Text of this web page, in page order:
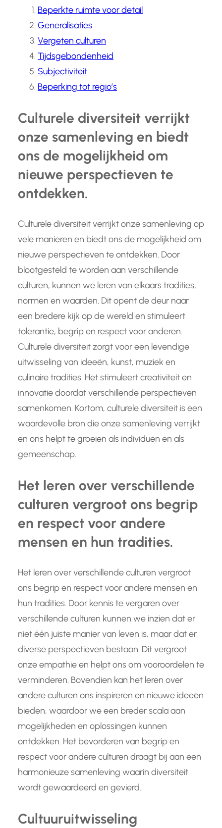
Beperkte ruimte voor detail
Generalisaties
Vergeten culturen
Tijdsgebondenheid
Subjectiviteit
Beperking tot regio’s
Culturele diversiteit verrijkt
onze samenleving en biedt
ons de mogelijkheid om
nieuwe perspectieven te
ontdekken.
Culturele diversiteit verrijkt onze samenleving op
vele manieren en biedt ons de mogelijkheid om
nieuwe perspectieven te ontdekken. Door
blootgesteld te worden aan verschillende
culturen, kunnen we leren van elkaars tradities,
normen en waarden. Dit opent de deur naar
een bredere kijk op de wereld en stimuleert
tolerantie, begrip en respect voor anderen.
Culturele diversiteit zorgt voor een levendige
uitwisseling van ideeën, kunst, muziek en
culinaire tradities. Het stimuleert creativiteit en
innovatie doordat verschillende perspectieven
samenkomen. Kortom, culturele diversiteit is een
waardevolle bron die onze samenleving verrijkt
en ons helpt te groeien als individuen en als
gemeenschap.
Het leren over verschillende
culturen vergroot ons begrip
en respect voor andere
mensen en hun tradities.
Het leren over verschillende culturen vergroot
ons begrip en respect voor andere mensen en
hun tradities. Door kennis te vergaren over
verschillende culturen kunnen we inzien dat er
niet één juiste manier van leven is, maar dat er
diverse perspectieven bestaan. Dit vergroot
onze empathie en helpt ons om vooroordelen te
verminderen. Bovendien kan het leren over
andere culturen ons inspireren en nieuwe ideeën
bieden, waardoor we een breder scala aan
mogelijkheden en oplossingen kunnen
ontdekken. Het bevorderen van begrip en
respect voor andere culturen draagt bij aan een
harmonieuze samenleving waarin diversiteit
wordt gewaardeerd en gevierd.
Cultuuruitwisseling